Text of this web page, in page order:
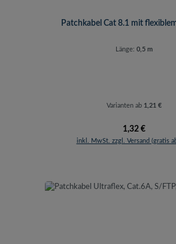
Patchkabel Cat 8.1 mit
Länge: 0,5 m
Varianten ab 1,21 €
Regulärer Preis:
1,32 €
inkl. MwSt. zzgl. Versand (gratis